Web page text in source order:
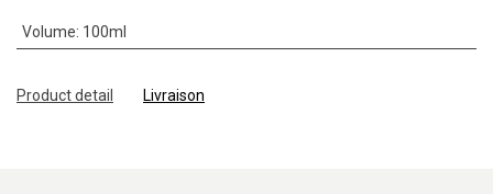
Volume: 100ml
Product detail Livraison